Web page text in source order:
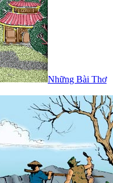
Những Bài Thơ